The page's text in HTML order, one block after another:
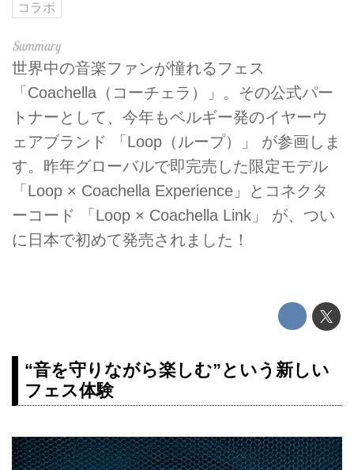
コラボ
世界中の音楽ファンが憧れるフェス
「Coachella（コーチェラ）」。その公式パー
トナーとして、今年もベルギー発のイヤーウ
ェアブランド 「Loop（ループ）」 が参画しま
す。昨年グローバルで即完売した限定モデル
「Loop × Coachella Experience」とコネクタ
ーコード 「Loop × Coachella Link」 が、つい
に日本で初めて発売されました！
“音を守りながら楽しむ”という新しい
フェス体験